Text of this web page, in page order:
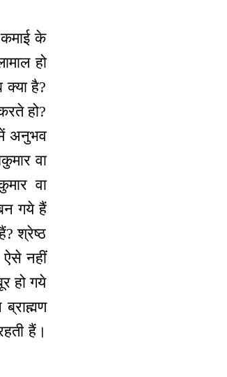
कमाई के
हो
है?
हो?
में अनुभव
वा
वा
गये हैं
श्रेष्ठ
ऐसे नहीं
हो गये
हैं।